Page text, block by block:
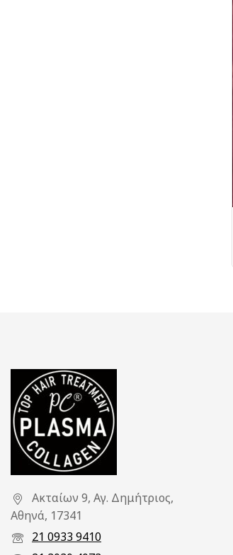
Ακταίων 9, Αγ. Δημήτριος,
Αθηνά, 17341
21 0933 9410